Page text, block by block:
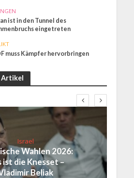
ist in den Tunnel des
eingetreten
muss Kämpfer hervorbringen
Artikel
Israel
Wahlen 2026:
ist die Knesset –
Beliak